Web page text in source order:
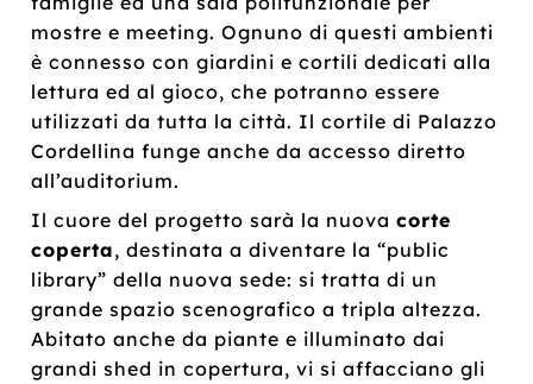
mostre e meeting. Ognuno di questi ambienti
è connesso con giardini e cortili dedicati alla
lettura ed al gioco, che potranno essere
utilizzati da tutta la città. Il cortile di Palazzo
Cordellina funge anche da accesso diretto
all’auditorium.
Il cuore del progetto sarà la nuovacorte
coperta, destinata a diventare la “public
library” della nuova sede: si tratta di un
grande spazio scenografico a tripla altezza.
Abitato anche da piante e illuminato dai
grandi shed in copertura, vi si affacciano gli